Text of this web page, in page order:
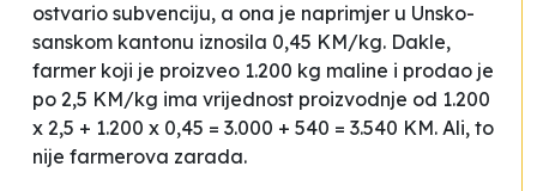
ostvario subvenciju, a ona je naprimjer u Unsko-
sanskom kantonu iznosila 0,45 KM/kg. Dakle,
farmer koji je proizveo 1.200 kg maline i prodao je
po 2,5 KM/kg ima vrijednost proizvodnje od 1.200
x 2,5 + 1.200 x 0,45 = 3.000 + 540 = 3.540 KM. Ali, to
nije farmerova zarada.